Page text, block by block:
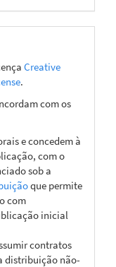
Creative
.
com os
e concedem à
com o
sob a
que permite
com
inicial
contratos
distribuição não-